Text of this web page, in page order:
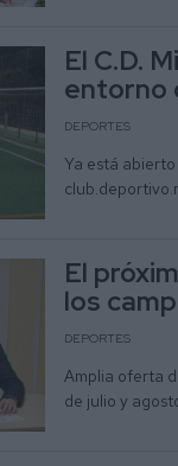
El C.D.
entorno
DEPORTES
Ya está
El
los
DEPORTES
Amplia oferta
de julio y